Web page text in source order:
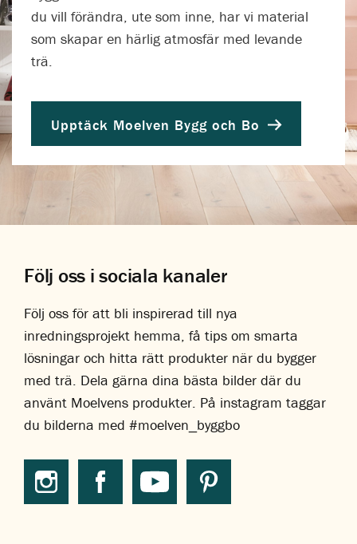
du vill förändra, ute som inne, har vi material
som skapar en härlig atmosfär med levande
trä.
Upptäck Moelven Bygg och Bo
Följ oss i sociala kanaler
Följ oss för att bli inspirerad till nya
inredningsprojekt hemma, få tips om smarta
lösningar och hitta rätt produkter när du bygger
med trä. Dela gärna dina bästa bilder där du
använt Moelvens produkter. På instagram taggar
du bilderna med #moelven_byggbo